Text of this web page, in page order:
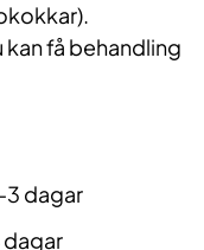
få behandling
dagar